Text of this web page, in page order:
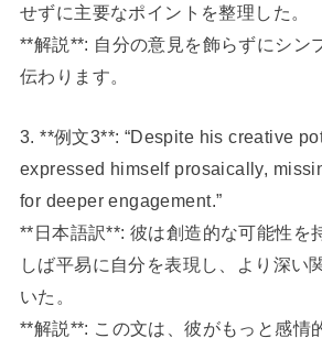
せずに主要なポイントを整理した。
**解説**: 自分の意見を飾らずにシン
伝わります。
3. **例文3**: “Despite his creative
expressed himself prosaically,
for deeper engagement.”
**日本語訳**: 彼は創造的な可能性を
しば平易に自分を表現し、より深い
いた。
**解説**: この文は、彼がもっと感情